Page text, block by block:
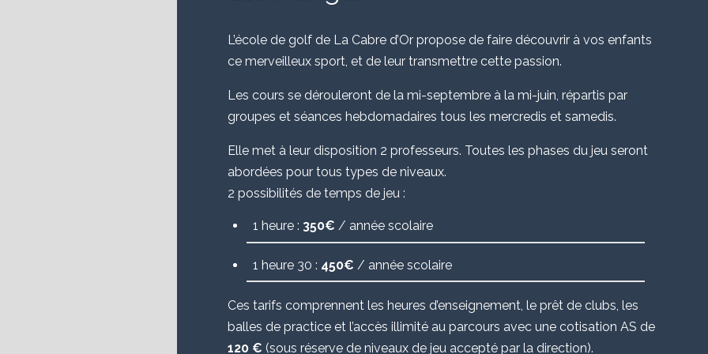
L’école de golf de La Cabre d’Or propose de faire découvrir à vos enfants
ce merveilleux sport, et de leur transmettre cette passion.
Les cours se dérouleront de la mi-septembre à la mi-juin, répartis par
groupes et séances hebdomadaires tous les mercredis et samedis.
Elle met à leur disposition 2 professeurs. Toutes les phases du jeu seront
abordées pour tous types de niveaux.
2 possibilités de temps de jeu :
1 heure : 350€ / année scolaire
1 heure 30 : 450€ / année scolaire
Ces tarifs comprennent les heures d’enseignement, le prêt de clubs, les
balles de practice et l’accès illimité au parcours avec une cotisation AS de
120 € (sous réserve de niveaux de jeu accepté par la direction).